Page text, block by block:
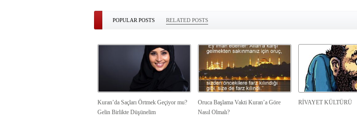
POPULAR POSTS RELATED POSTS
Kuran’da Saçları Örtmek Geçiyor mu?
Gelin Birlikte Düşünelim
Oruca Başlama Vakti Kuran’a Göre
Nasıl Olmalı?
RİVAYET KÜLTÜRÜ